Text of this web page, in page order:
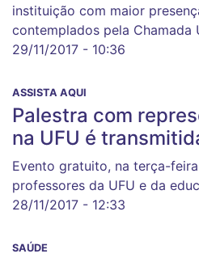
instituição com maior
contemplados pela Chamada
29/11/2017 - 10:36
ASSISTA AQUI
Palestra com
na UFU é
Evento gratuito, na terça-
professores da UFU e da
28/11/2017 - 12:33
SAÚDE